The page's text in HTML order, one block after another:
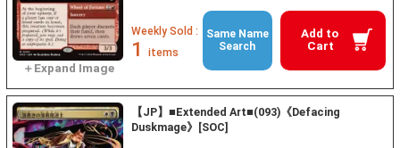
Add to
Cart
Weekly Sold :
1 items
Same Name
Search
【JP】■Extended Art■(093)《Defacing
Duskmage》[SOC]